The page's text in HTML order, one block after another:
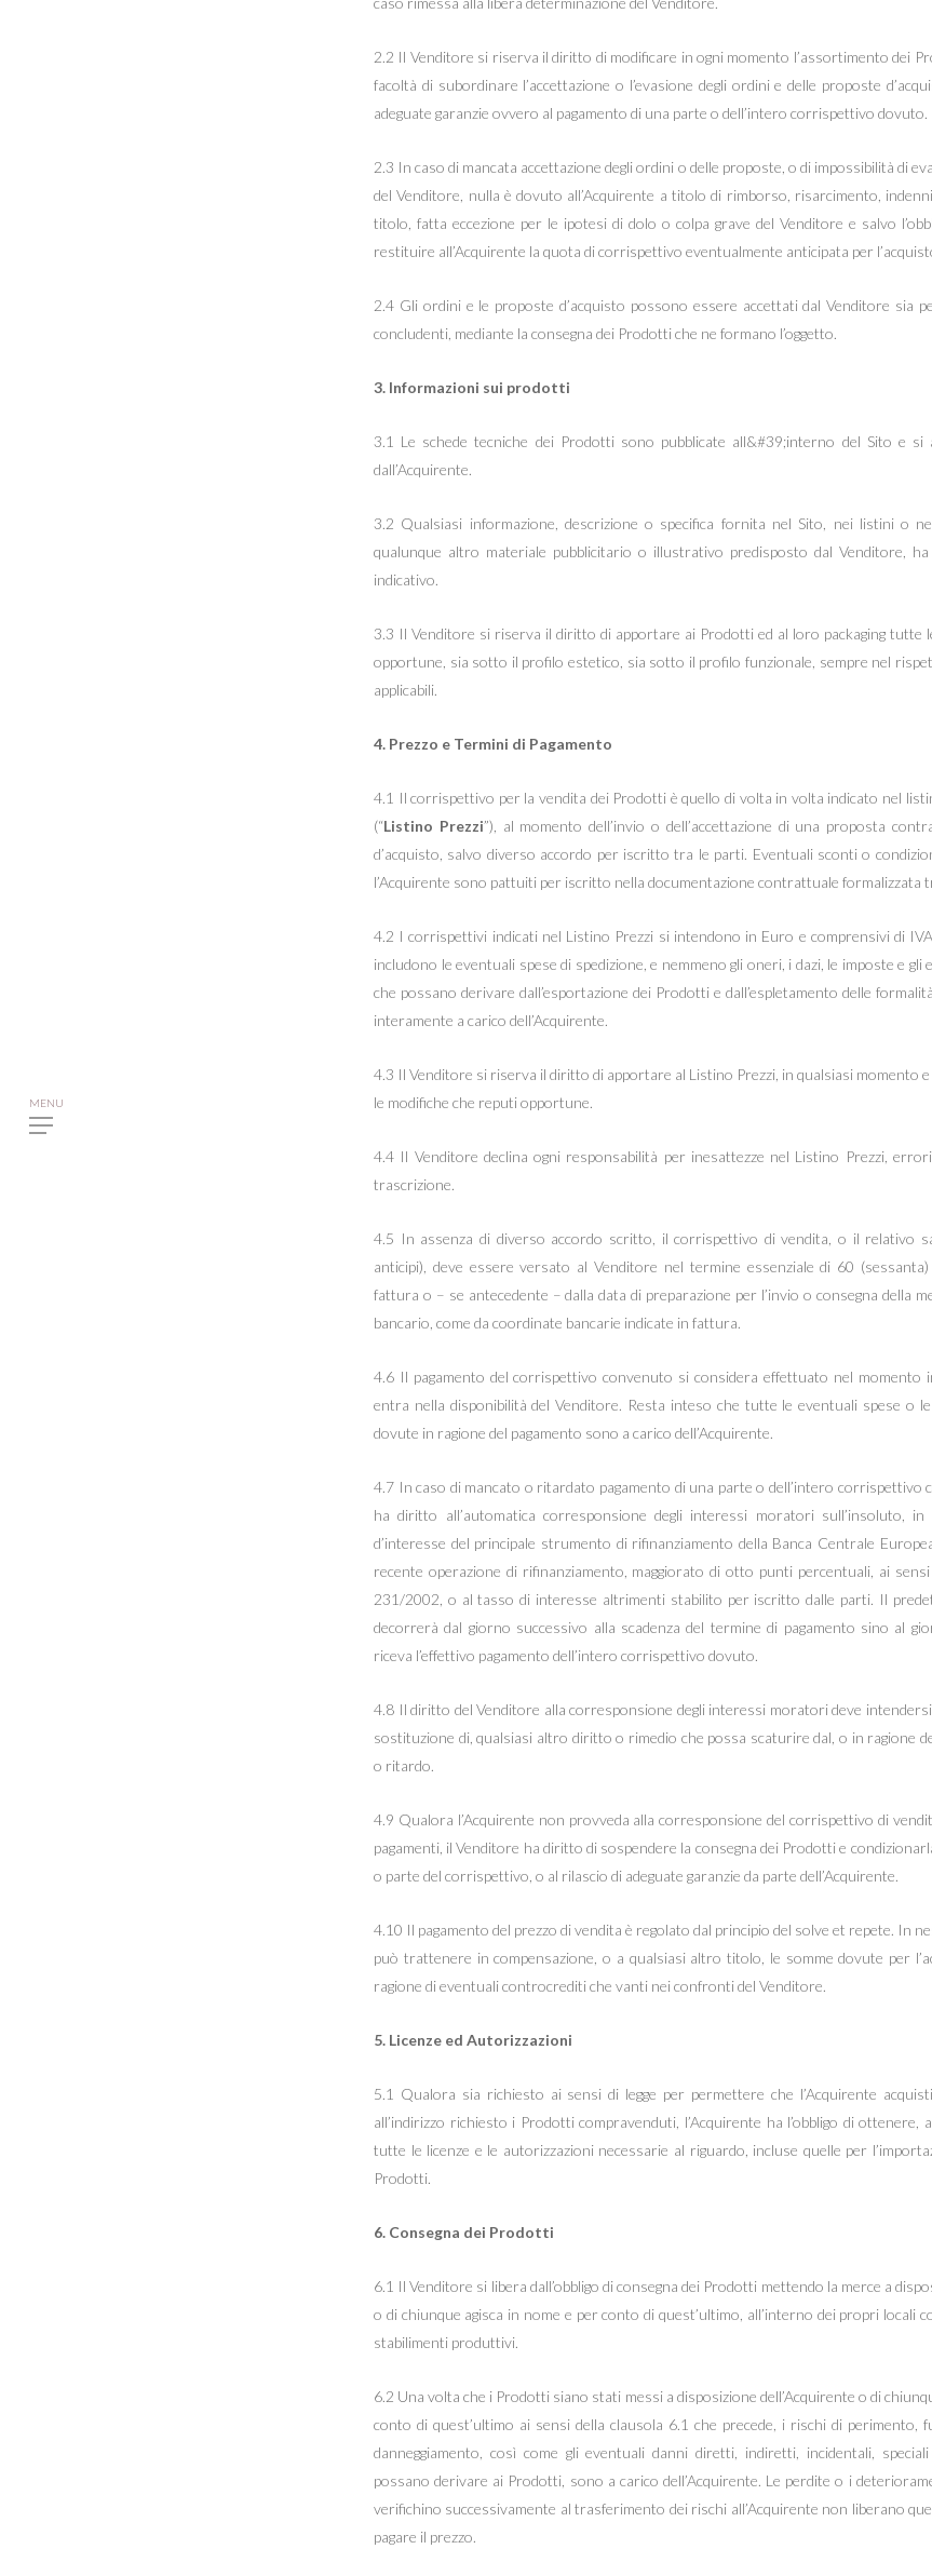
2.2 Il Venditore si riserva il diritto di modificare in ogni momento l’assortimento dei
facoltà di subordinare l’accettazione o l’evasione degli ordini e delle proposte
adeguate garanzie ovvero al pagamento di una parte o dell’intero corrispettivo dovuto.
2.3 In caso di mancata accettazione degli ordini o delle proposte, o di impossibilità di
del Venditore, nulla è dovuto all’Acquirente a titolo di rimborso, risarcimento,
titolo, fatta eccezione per le ipotesi di dolo o colpa grave del Venditore e salvo
restituire all’Acquirente la quota di corrispettivo eventualmente anticipata per
2.4 Gli ordini e le proposte d’acquisto possono essere accettati dal Venditore sia
concludenti, mediante la consegna dei Prodotti che ne formano l’oggetto.
3. Informazioni sui prodotti
3.1 Le schede tecniche dei Prodotti sono pubblicate all&#39;interno del Sito e si
dall’Acquirente.
3.2 Qualsiasi informazione, descrizione o specifica fornita nel Sito, nei listini o
qualunque altro materiale pubblicitario o illustrativo predisposto dal Venditore,
indicativo.
3.3 Il Venditore si riserva il diritto di apportare ai Prodotti ed al loro packaging tutte
opportune, sia sotto il profilo estetico, sia sotto il profilo funzionale, sempre nel
applicabili.
4. Prezzo e Termini di Pagamento
4.1 Il corrispettivo per la vendita dei Prodotti è quello di volta in volta indicato nel
(“Listino Prezzi”), al momento dell’invio o dell’accettazione di una proposta
d’acquisto, salvo diverso accordo per iscritto tra le parti. Eventuali sconti o
l’Acquirente sono pattuiti per iscritto nella documentazione contrattuale formalizzata
4.2 I corrispettivi indicati nel Listino Prezzi si intendono in Euro e comprensivi di
includono le eventuali spese di spedizione, e nemmeno gli oneri, i dazi, le imposte e
che possano derivare dall’esportazione dei Prodotti e dall’espletamento delle
interamente a carico dell’Acquirente.
4.3 Il Venditore si riserva il diritto di apportare al Listino Prezzi, in qualsiasi momento
le modifiche che reputi opportune.
4.4 Il Venditore declina ogni responsabilità per inesattezze nel Listino Prezzi,
trascrizione.
4.5 In assenza di diverso accordo scritto, il corrispettivo di vendita, o il relativo
anticipi), deve essere versato al Venditore nel termine essenziale di 60
fattura o – se antecedente – dalla data di preparazione per l’invio o consegna della
bancario, come da coordinate bancarie indicate in fattura.
4.6 Il pagamento del corrispettivo convenuto si considera effettuato nel momento
entra nella disponibilità del Venditore. Resta inteso che tutte le eventuali spese o
dovute in ragione del pagamento sono a carico dell’Acquirente.
4.7 In caso di mancato o ritardato pagamento di una parte o dell’intero corrispettivo
ha diritto all’automatica corresponsione degli interessi moratori sull’insoluto,
d’interesse del principale strumento di rifinanziamento della Banca Centrale
recente operazione di rifinanziamento, maggiorato di otto punti percentuali, ai
231/2002, o al tasso di interesse altrimenti stabilito per iscritto dalle parti. Il
decorrerà dal giorno successivo alla scadenza del termine di pagamento sino al
riceva l’effettivo pagamento dell’intero corrispettivo dovuto.
4.8 Il diritto del Venditore alla corresponsione degli interessi moratori deve
sostituzione di, qualsiasi altro diritto o rimedio che possa scaturire dal, o in ragione
o ritardo.
4.9 Qualora l’Acquirente non provveda alla corresponsione del corrispettivo di
pagamenti, il Venditore ha diritto di sospendere la consegna dei Prodotti e
o parte del corrispettivo, o al rilascio di adeguate garanzie da parte dell’Acquirente.
4.10 Il pagamento del prezzo di vendita è regolato dal principio del solve et repete. In
può trattenere in compensazione, o a qualsiasi altro titolo, le somme dovute per
ragione di eventuali controcrediti che vanti nei confronti del Venditore.
5. Licenze ed Autorizzazioni
5.1 Qualora sia richiesto ai sensi di legge per permettere che l’Acquirente
all’indirizzo richiesto i Prodotti compravenduti, l’Acquirente ha l’obbligo di ottenere,
tutte le licenze e le autorizzazioni necessarie al riguardo, incluse quelle per
Prodotti.
6. Consegna dei Prodotti
6.1 Il Venditore si libera dall’obbligo di consegna dei Prodotti mettendo la merce a
o di chiunque agisca in nome e per conto di quest’ultimo, all’interno dei propri locali
stabilimenti produttivi.
6.2 Una volta che i Prodotti siano stati messi a disposizione dell’Acquirente o di
conto di quest’ultimo ai sensi della clausola 6.1 che precede, i rischi di perimento,
danneggiamento, così come gli eventuali danni diretti, indiretti, incidentali,
possano derivare ai Prodotti, sono a carico dell’Acquirente. Le perdite o i
verifichino successivamente al trasferimento dei rischi all’Acquirente non liberano
pagare il prezzo.